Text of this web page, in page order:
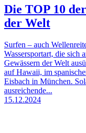
Die TOP 10
der Welt
Surfen – auch
Wassersportart, die sich
Gewässern der Welt
auf Hawaii, im
Eisbach in München.
ausreichende...
15.12.2024